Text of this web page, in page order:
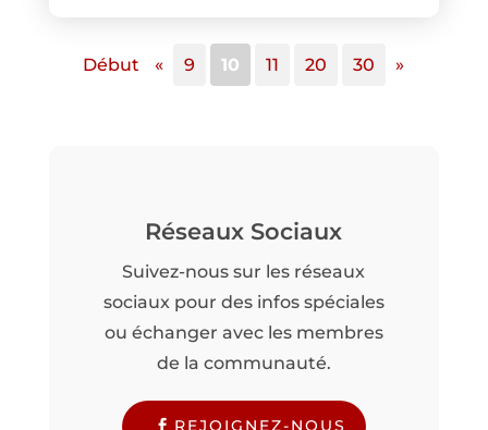
Début « 9 10 11 20 30 »
Réseaux Sociaux
Suivez-nous sur les réseaux
sociaux pour des infos spéciales
ou échanger avec les membres
de la communauté.
REJOIGNEZ-NOUS